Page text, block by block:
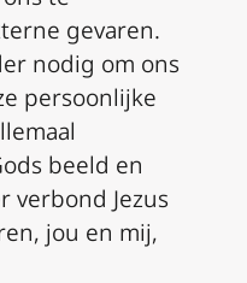
gevaren.
nodig om ons
persoonlijke
beeld en
verbond Jezus
jou en mij,